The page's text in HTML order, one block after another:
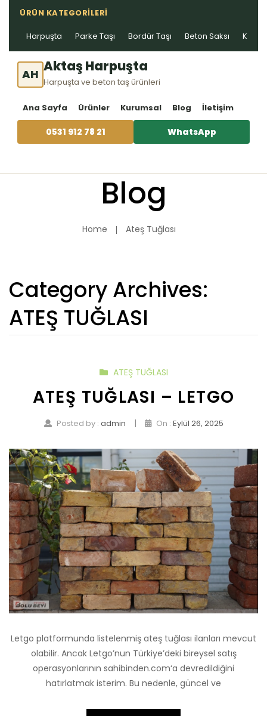
ÜRÜN KATEGORILERI
Harpuşta Parke Taşı Bordür Taşı Beton Saksı Kablo
AH Aktaş Harpuşta
Harpuşta ve beton taş ürünleri
Ana Sayfa Ürünler Kurumsal Blog İletişim
0531 912 78 21 WhatsApp
Blog
Home Ateş Tuğlası
Category Archives:
ATEŞ TUĞLASI
ATEŞ TUĞLASI
ATEŞ TUĞLASI – LETGO
Posted by : admin | On : Eylül 26, 2025
Letgo platformunda listelenmiş ateş tuğlası ilanları mevcut
olabilir. Ancak Letgo’nun Türkiye’deki bireysel satış
operasyonlarının sahibinden.com‘a devredildiğini
hatırlatmak isterim. Bu nedenle, güncel ve